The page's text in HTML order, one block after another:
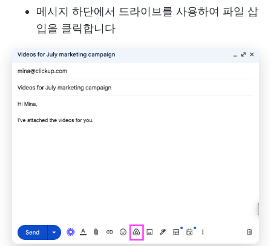
메시지 하단에서 드라이브를 사용하여 파일 삽
입을 클릭합니다